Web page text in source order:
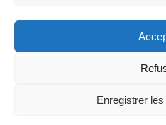
Enregistrer
Nous
Agence
12, Allée du